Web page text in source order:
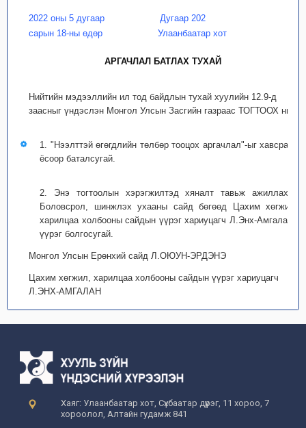
2022 оны 5 дугаар
сарын 18-ны өдөр
Дугаар 202
Улаанбаатар хот
АРГАЧЛАЛ БАТЛАХ ТУХАЙ
Нийтийн мэдээллийн ил тод байдлын тухай хуулийн 12.9-д
заасныг үндэслэн Монгол Улсын Засгийн газраас ТОГТООХ нь:
1. "Нээлттэй өгөгдлийн төлбөр тооцох аргачлал"-ыг хавсралт
ёсоор баталсугай.
2. Энэ тогтоолын хэрэгжилтэд хяналт тавьж ажиллахыг
Боловсрол, шинжлэх ухааны сайд бөгөөд Цахим хөгжил,
харилцаа холбооны сайдын үүрэг хариуцагч Л.Энх-Амгаланд
үүрэг болгосугай.
Монгол Улсын Ерөнхий сайд Л.ОЮУН-ЭРДЭНЭ
Цахим хөгжил, харилцаа холбооны сайдын үүрэг хариуцагч
Л.ЭНХ-АМГАЛАН
Хаяг: Улаанбаатар хот, Сүхбаатар дүүрэг, 11 хороо, 7
хороолол, Алтайн гудамж 841